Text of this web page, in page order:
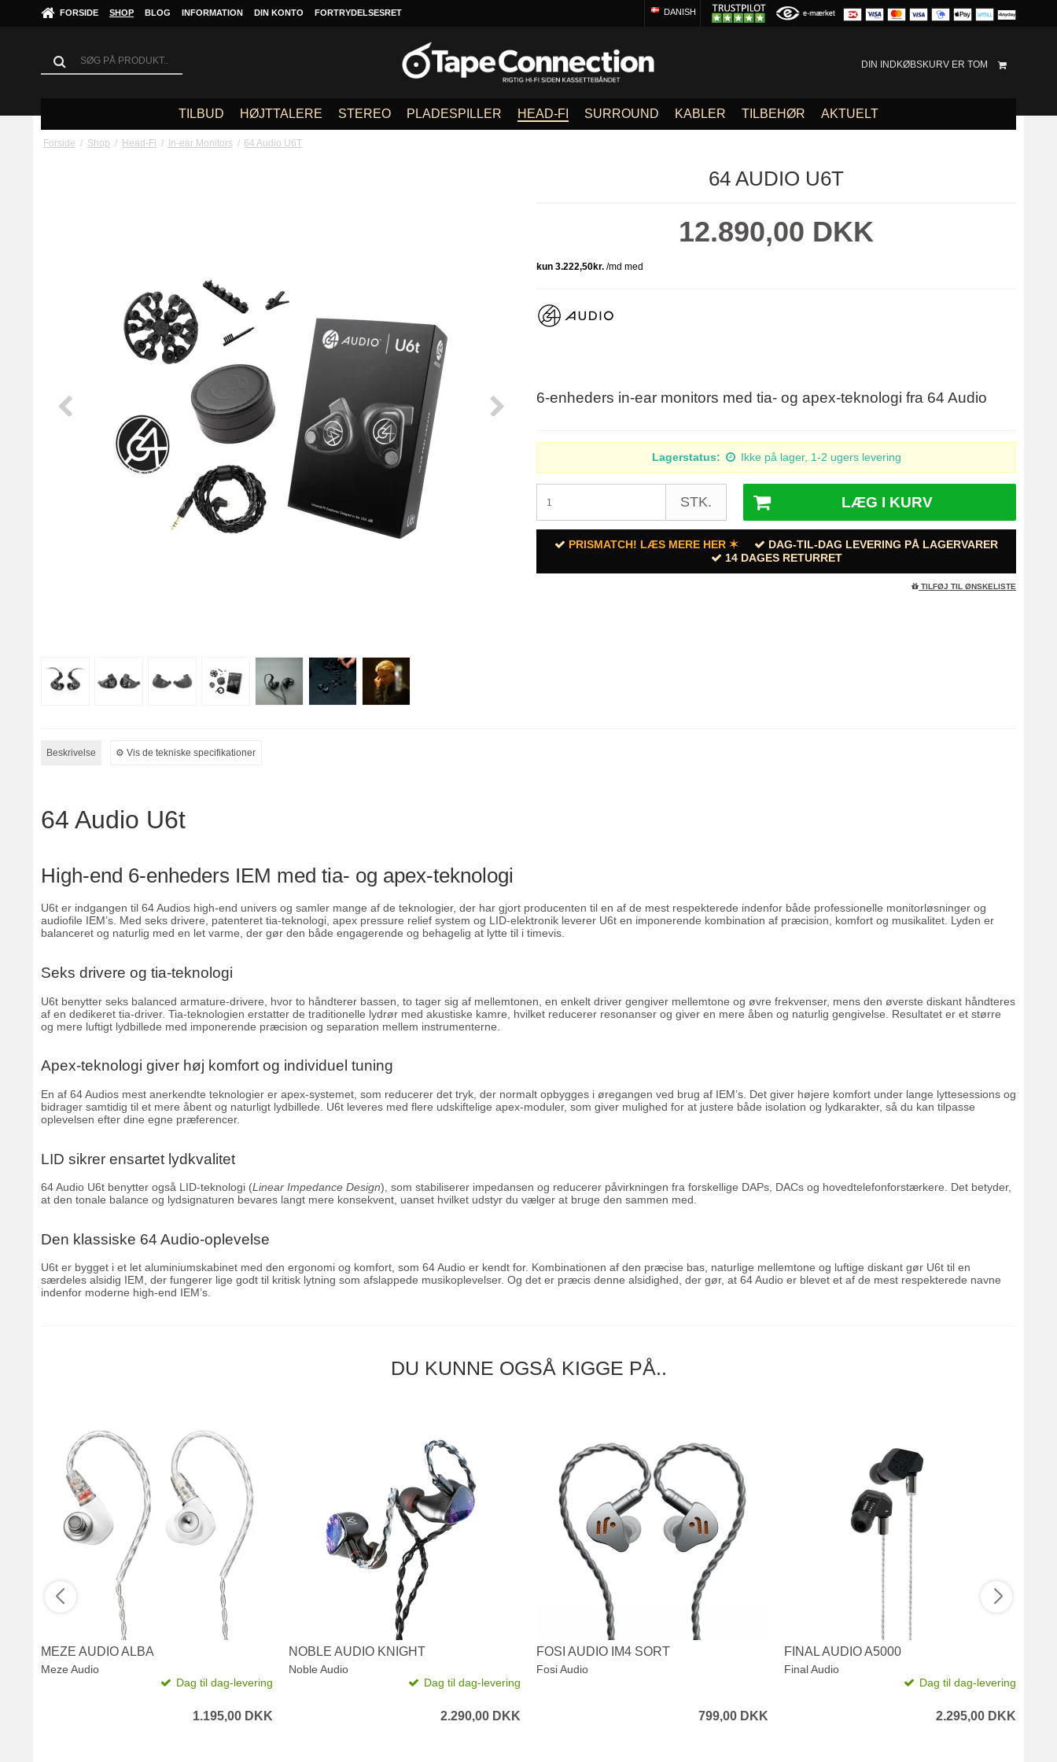
FORSIDE SHOP BLOG INFORMATION DIN KONTO FORTRYDELSESRET DANISH
DIN INDKØBSKURV ER TOM
TILBUD HØJTTALERE STEREO PLADESPILLER HEAD-FI SURROUND KABLER TILBEHØR AKTUELT
Forside / Shop / Head-Fi / In-ear Monitors / 64 Audio U6T
64 AUDIO U6T
12.890,00 DKK
6-enheders in-ear monitors med tia- og apex-teknologi fra 64 Audio
Lagerstatus: Ikke på lager, 1-2 ugers levering
STK. LÆG I KURV
PRISMATCH! LÆS MERE HER ✶
DAG-TIL-DAG LEVERING PÅ LAGERVARER
14 DAGES RETURRET
TILFØJ TIL ØNSKELISTE
Beskrivelse ⚙︎ Vis de tekniske specifikationer
64 Audio U6t
High-end 6-enheders IEM med tia- og apex-teknologi
U6t er indgangen til 64 Audios high-end univers og samler mange af de teknologier, der har gjort producenten til en af de mest respekterede indenfor både professionelle monitorløsninger og
audiofile IEM’s. Med seks drivere, patenteret tia-teknologi, apex pressure relief system og LID-elektronik leverer U6t en imponerende kombination af præcision, komfort og musikalitet. Lyden er
balanceret og naturlig med en let varme, der gør den både engagerende og behagelig at lytte til i timevis.
Seks drivere og tia-teknologi
U6t benytter seks balanced armature-drivere, hvor to håndterer bassen, to tager sig af mellemtonen, en enkelt driver gengiver mellemtone og øvre frekvenser, mens den øverste diskant håndteres
af en dedikeret tia-driver. Tia-teknologien erstatter de traditionelle lydrør med akustiske kamre, hvilket reducerer resonanser og giver en mere åben og naturlig gengivelse. Resultatet er et større
og mere luftigt lydbillede med imponerende præcision og separation mellem instrumenterne.
Apex-teknologi giver høj komfort og individuel tuning
En af 64 Audios mest anerkendte teknologier er apex-systemet, som reducerer det tryk, der normalt opbygges i øregangen ved brug af IEM’s. Det giver højere komfort under lange lyttesessions og
bidrager samtidig til et mere åbent og naturligt lydbillede. U6t leveres med flere udskiftelige apex-moduler, som giver mulighed for at justere både isolation og lydkarakter, så du kan tilpasse
oplevelsen efter dine egne præferencer.
LID sikrer ensartet lydkvalitet
64 Audio U6t benytter også LID-teknologi (Linear Impedance Design), som stabiliserer impedansen og reducerer påvirkningen fra forskellige DAPs, DACs og hovedtelefonforstærkere. Det betyder,
at den tonale balance og lydsignaturen bevares langt mere konsekvent, uanset hvilket udstyr du vælger at bruge den sammen med.
Den klassiske 64 Audio-oplevelse
U6t er bygget i et let aluminiumskabinet med den ergonomi og komfort, som 64 Audio er kendt for. Kombinationen af den præcise bas, naturlige mellemtone og luftige diskant gør U6t til en
særdeles alsidig IEM, der fungerer lige godt til kritisk lytning som afslappede musikoplevelser. Og det er præcis denne alsidighed, der gør, at 64 Audio er blevet et af de mest respekterede navne
indenfor moderne high-end IEM’s.
DU KUNNE OGSÅ KIGGE PÅ..
MEZE AUDIO ALBA
Meze Audio
Dag til dag-levering
1.195,00 DKK
NOBLE AUDIO KNIGHT
Noble Audio
Dag til dag-levering
2.290,00 DKK
FOSI AUDIO IM4 SORT
Fosi Audio
799,00 DKK
FINAL AUDIO A5000
Final Audio
Dag til dag-levering
2.295,00 DKK